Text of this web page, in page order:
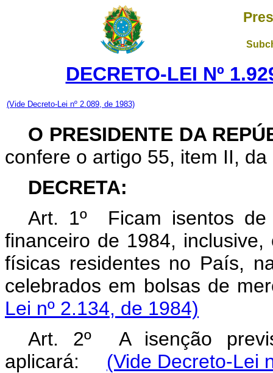
DECRETO-LEI Nº
(Vide Decreto-Lei nº 2.089, de 1983)
O PRESIDENTE DA
confere o artigo 55, item II,
DECRETA:
Art. 1º Ficam isentos
financeiro de 1984,
físicas residentes no País,
celebrados em bolsas de
Lei nº 2.134, de 1984)
Art. 2º A isenção
aplicará: (Vide Decreto-Lei